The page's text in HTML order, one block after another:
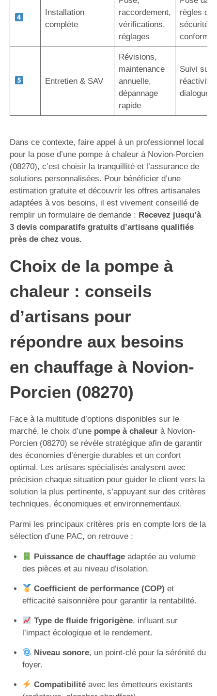
Installation
complète
raccordement,
vérifications,
réglages
règles de
sécurité
Entretien & SAV
Révisions,
maintenance
annuelle,
dépannage
rapide
Suivi sur
réactivité,
dialogue
Dans ce contexte, faire appel à un professionnel local
pour la pose d’une pompe à chaleur à Novion-Porcien
(08270), c’est choisir la tranquillité et l’assurance de
solutions personnalisées. Pour bénéficier d’une
estimation gratuite et découvrir les offres artisanales
adaptées à vos besoins, il est vivement conseillé de
remplir un formulaire de demande : Recevez jusqu’à
3 devis comparatifs gratuits d’artisans qualifiés
près de chez vous.
Choix de la pompe à
chaleur : conseils
d’artisans pour
répondre aux besoins
en chauffage à Novion-
Porcien (08270)
Face à la multitude d’options disponibles sur le
marché, le choix d’une pompe à chaleur à Novion-
Porcien (08270) se révèle stratégique afin de garantir
des économies d’énergie durables et un confort
optimal. Les artisans spécialisés analysent avec
précision chaque situation pour guider le client vers la
solution la plus pertinente, s’appuyant sur des critères
techniques, économiques et environnementaux.
Parmi les principaux critères pris en compte lors de la
sélection d’une PAC, on retrouve :
Puissance de chauffageadaptée au volume
des pièces et au niveau d’isolation.
Coefficient de performance (COP) et
efficacité saisonnière pour garantir la rentabilité.
Type de fluide frigorigène, influant sur
l’impact écologique et le rendement.
Niveau sonore, un point-clé pour la sérénité du
foyer.
Compatibilitéavec les émetteurs existants